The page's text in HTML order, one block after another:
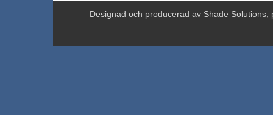
Designad och producerad av Shade Solutions,